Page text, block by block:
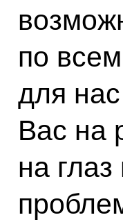
по
для
Вас на
на